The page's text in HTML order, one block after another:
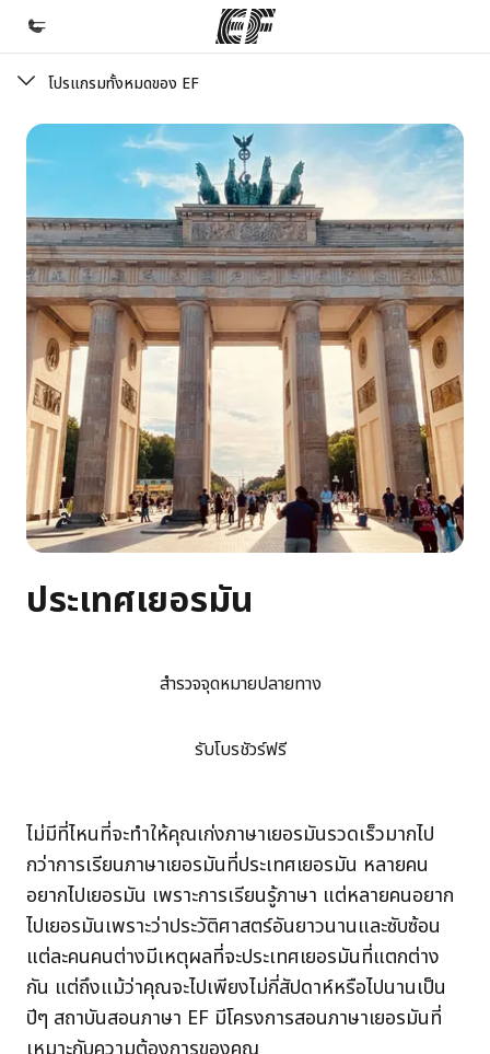
ยินดีต้อนรับสู่ EF
ดูโปรแกรมทั้งหมด
สำนักงาน
ค้นหาสำนักงานที่ใกล้กับคุณ
เกี่ยวกับเรา
ประวัติองค์กร
อาชีพ
ร่วมงานกับเรา
โปรแกรมทั้งหมดของ EF
ประเทศเยอรมัน
ไม่มีที่ไหนที่จะทำให้คุณเก่งภาษาเยอรมันรวดเร็วมากไป
กว่าการเรียนภาษาเยอรมันที่ประเทศเยอรมัน หลายคน
อยากไปเยอรมัน เพราะการเรียนรู้ภาษา แต่หลายคนอยาก
ไปเยอรมันเพราะว่าประวัติศาสตร์อันยาวนานและซับซ้อน
แต่ละคนคนต่างมีเหตุผลที่จะประเทศเยอรมันที่แตกต่าง
กัน แต่ถึงแม้ว่าคุณจะไปเพียงไม่กี่สัปดาห์หรือไปนานเป็น
ปีๆ สถาบันสอนภาษา EF มีโครงการสอนภาษาเยอรมันที่
สำรวจจุดหมายปลายทาง
รับโบรชัวร์ฟรี